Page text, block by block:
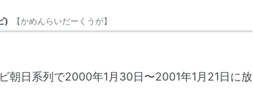
) 【かめんらいだーくうが】
朝日系列で2000年1月30日〜2001年1月21日に放